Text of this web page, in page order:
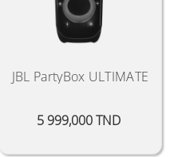
JBL PartyBox ULTIMATE
5 999,000 TND